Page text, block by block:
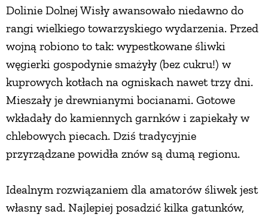
Dolinie Dolnej Wisły awansowało niedawno do
rangi wielkiego towarzyskiego wydarzenia. Przed
wojną robiono to tak: wypestkowane śliwki
węgierki gospodynie smażyły (bez cukru!) w
kuprowych kotłach na ogniskach nawet trzy dni.
Mieszały je drewnianymi bocianami. Gotowe
wkładały do kamiennych garnków i zapiekały w
chlebowych piecach. Dziś tradycyjnie
przyrządzane powidła znów są dumą regionu.
Idealnym rozwiązaniem dla amatorów śliwek jest
własny sad. Najlepiej posadzić kilka gatunków,